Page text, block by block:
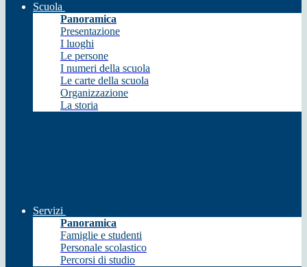
Scuola
Panoramica
Presentazione
I luoghi
Le persone
I numeri della scuola
Le carte della scuola
Organizzazione
La storia
Servizi
Panoramica
Famiglie e studenti
Personale scolastico
Percorsi di studio